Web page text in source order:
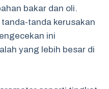
bakar dan oli.
tanda kerusakan
ini
yang lebih besar di